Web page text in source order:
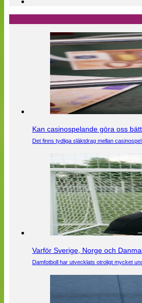
Kan casinospelande göra oss
Det finns tydliga släktdrag mellan
Varför Sverige, Norge och
Damfotboll har utvecklats otroligt mycket